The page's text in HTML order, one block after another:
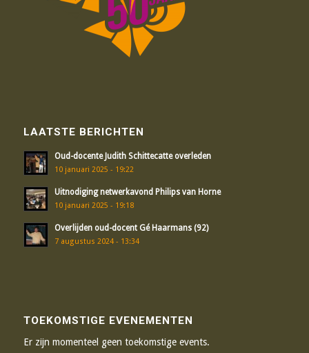
LAATSTE BERICHTEN
Oud-docente Judith Schittecatte overleden
10 januari 2025 - 19:22
Uitnodiging netwerkavond Philips van Horne
10 januari 2025 - 19:18
Overlijden oud-docent Gé Haarmans (92)
7 augustus 2024 - 13:34
TOEKOMSTIGE EVENEMENTEN
Er zijn momenteel geen toekomstige events.